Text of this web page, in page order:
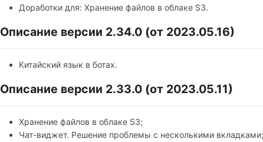
Доработки для: Хранение файлов в облаке S3.
Описание версии 2.34.0 (от 2023.05.16)
Китайский язык в ботах.
Описание версии 2.33.0 (от 2023.05.11)
Хранение файлов в облаке S3;
Чат-виджет. Решение проблемы с несколькими вкладками;